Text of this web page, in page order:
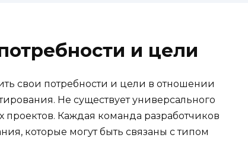
и цели
свои потребности и цели в отношении
Не существует универсального
Каждая команда разработчиков
которые могут быть связаны с типом